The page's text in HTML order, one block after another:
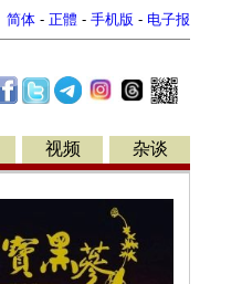
简体 - 正體 - 手机版 - 电子报
视频 杂谈